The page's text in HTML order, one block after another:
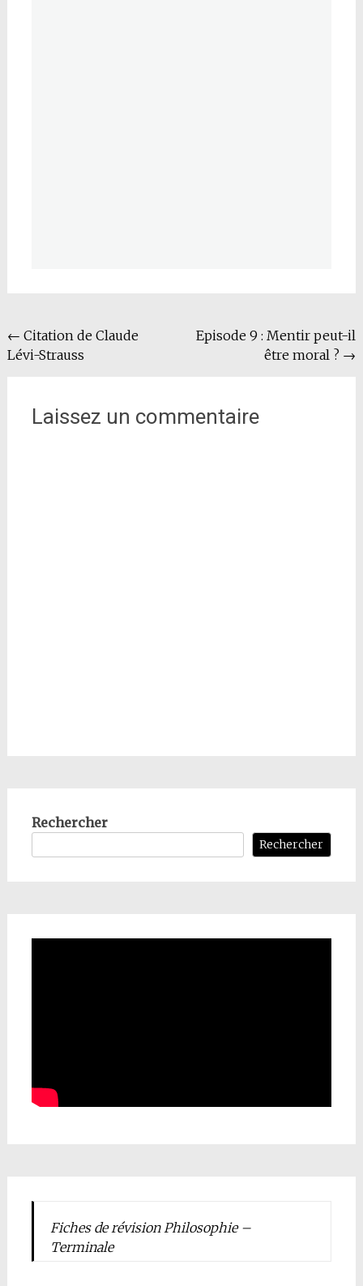
Navigation
de
← Citation de Claude
Lévi-Strauss
Episode 9 : Mentir peut-il
être moral ? →
Laissez un commentaire
Rechercher
Rechercher
Fiches de révision Philosophie –
Terminale